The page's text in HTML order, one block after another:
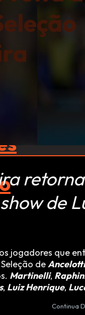
de
jogadores que
deAncelotti
Martinelli,
, Luiz Henrique,
Continua